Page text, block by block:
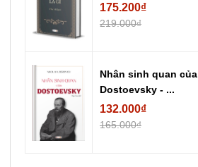
175.200₫
219.000₫
Nhân sinh quan của
Dostoevsky - ...
132.000₫
165.000₫